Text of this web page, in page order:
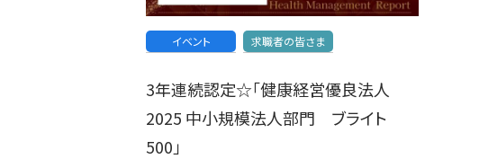
イベント 求職者の皆さま
3年連続認定☆「健康経営優良法人
2025 中小規模法人部門 ブライト
500」